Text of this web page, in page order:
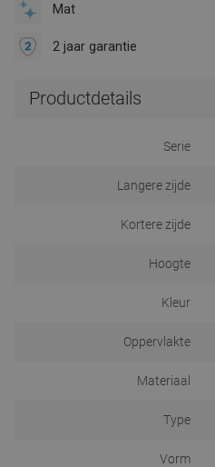
Mat
2 jaar garantie
Productdetails
Serie
Langere zijde
Kortere zijde
Hoogte
Kleur
Oppervlakte
Materiaal
Type
Vorm